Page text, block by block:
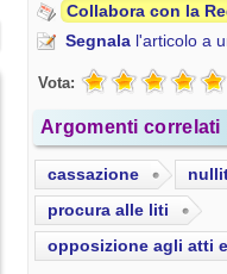
Collabora con la
Segnala l'articolo a
Vota:
Argomenti correlati
cassazione
procura alle liti
opposizione agli atti